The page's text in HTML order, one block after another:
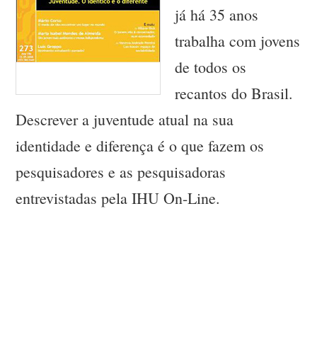
já há 35 anos
trabalha com jovens
de todos os
recantos do Brasil.
Descrever a juventude atual na sua
identidade e diferença é o que fazem os
pesquisadores e as pesquisadoras
entrevistadas pela IHU On-Line.